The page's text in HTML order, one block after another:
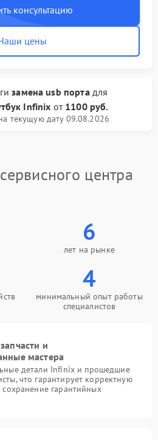
консультацию
цены
замена usb порта для
Infinix от 1100 руб.
текущую дату 09.08.2026
центра
6
лет на рынке
4
минимальный опыт работы
специалистов
и
мастера
детали Infinix и прошедшие
что гарантирует корректную
гарантийных